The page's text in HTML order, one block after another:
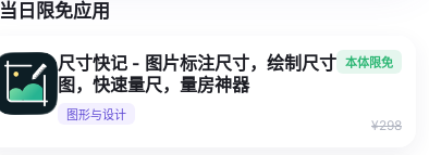
当日限免应用
尺寸快记 - 图片标注尺寸，绘制尺寸
图，快速量尺，量房神器
图形与设计
本体限免
¥298